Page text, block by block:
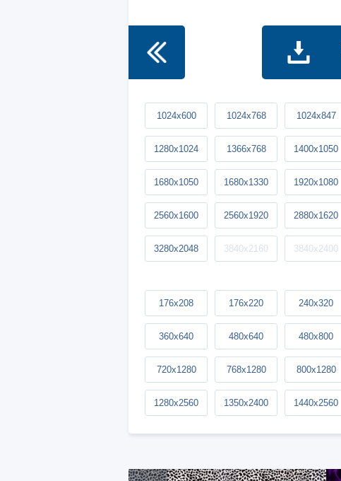
1024x600 1024x768 1024x847
1280x1024 1366x768 1400x1050
1680x1050 1680x1330 1920x1080
2560x1600 2560x1920 2880x1620
3280x2048 3840x2160 3840x2400
176x208 176x220 240x320
360x640 480x640 480x800
720x1280 768x1280 800x1280
1280x2560 1350x2400 1440x2560